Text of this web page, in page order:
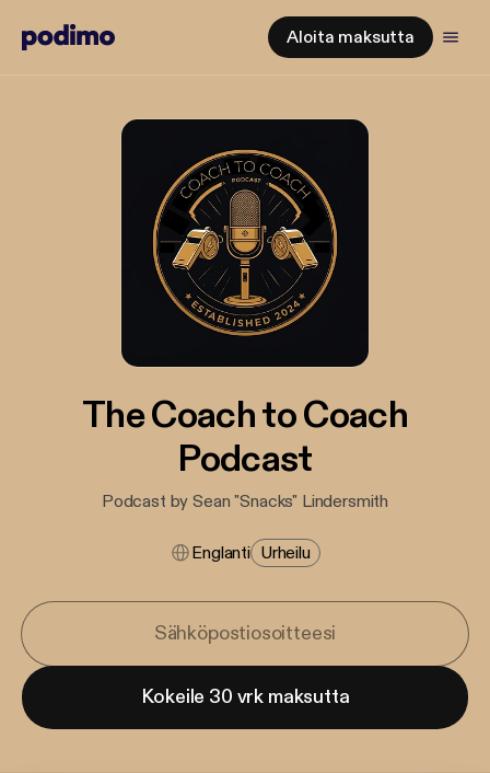
Aloita maksutta
The Coach to Coach
Podcast
Podcast by Sean "Snacks" Lindersmith
Englanti Urheilu
Kokeile 30 vrk maksutta